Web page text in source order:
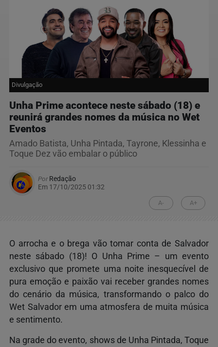
Divulgação
Unha Prime acontece neste sábado (18) e
reunirá grandes nomes da música no Wet
Eventos
Amado Batista, Unha Pintada, Tayrone, Klessinha e
Toque Dez vão embalar o público
PorRedação
Em 17/10/2025 01:32
A- A+
O arrocha e o brega vão tomar conta de Salvador
neste sábado (18)! O Unha Prime – um evento
exclusivo que promete uma noite inesquecível de
pura emoção e paixão vai receber grandes nomes
do cenário da música, transformando o palco do
Wet Salvador em uma atmosfera de muita música
e sentimento.
Na grade do evento, shows de Unha Pintada, Toque